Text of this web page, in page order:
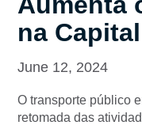
na
June 12, 2024
O transporte público
retomada das